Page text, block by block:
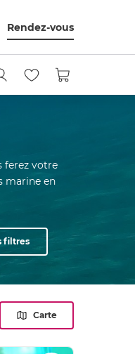
Rendez-vous
ferez votre
marine en
filtres
Carte